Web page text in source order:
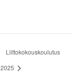
Liittokokouskoulutus
2025